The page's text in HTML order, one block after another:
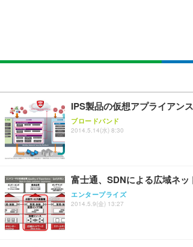
Sezlife オフィスチェア デスクチ
ション PCチェア 通気性メッシュ
￥7,680
ション PCチェア 通気性メッシュ
￥7,680
【純正品】27"ゲーミングモニタ
￥49,979
【整備済み品】Dell E2724HS
￥15,800
ネオ・ルーライフ ネオ・オムツ L
￥1,800
Smart Basic(スマートベーシッ
￥3,670
IPS製品の仮想アプライア
ブロードバンド
2014.5.14(水) 8:30
富士通、SDNによる広域ネ
エンタープライズ
2014.5.9(金) 13:27